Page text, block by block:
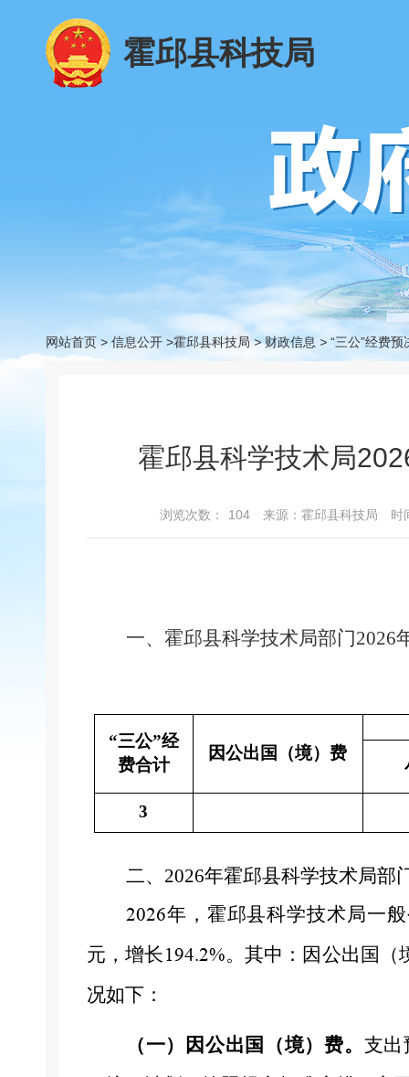
霍邱县科技局
网站首页 > 信息公开 >霍邱县科技局> 财政信息 > “三公”经费预
霍邱县科学技术局
浏览次数： 104 来源：霍邱县科技局 时
一、霍邱县科学技术局部门2026
“三公”经
费合计
因公出国（境）费
3
二、 2026年霍邱县科学技术局部
2026年，霍邱县科学技术局一
元，增长194.2%。其中：因公出国（
况如下：
（一）因公出国（境）费。 支出